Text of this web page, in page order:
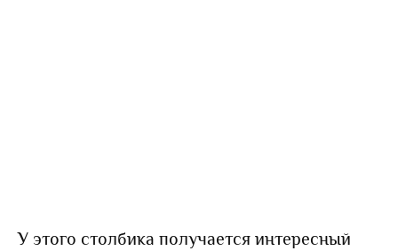
У этого столбика получается интересный